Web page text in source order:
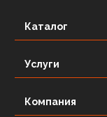
Каталог
Услуги
Компания